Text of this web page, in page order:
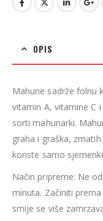
OPIS
Mahune sadrže folnu
vitamin A, vitamine C
sorti mahunarki.
graha i graška,
koriste samo
Način pripreme: Ne
minuta. Začiniti
smije se više